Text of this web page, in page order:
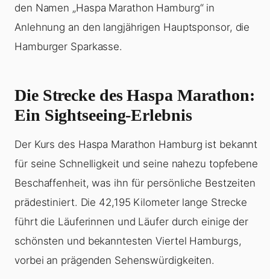
den Namen „Haspa Marathon Hamburg“ in
Anlehnung an den langjährigen Hauptsponsor, die
Hamburger Sparkasse.
Die Strecke des Haspa Marathon:
Ein Sightseeing-Erlebnis
Der Kurs des Haspa Marathon Hamburg ist bekannt
für seine Schnelligkeit und seine nahezu topfebene
Beschaffenheit, was ihn für persönliche Bestzeiten
prädestiniert. Die 42,195 Kilometer lange Strecke
führt die Läuferinnen und Läufer durch einige der
schönsten und bekanntesten Viertel Hamburgs,
vorbei an prägenden Sehenswürdigkeiten.